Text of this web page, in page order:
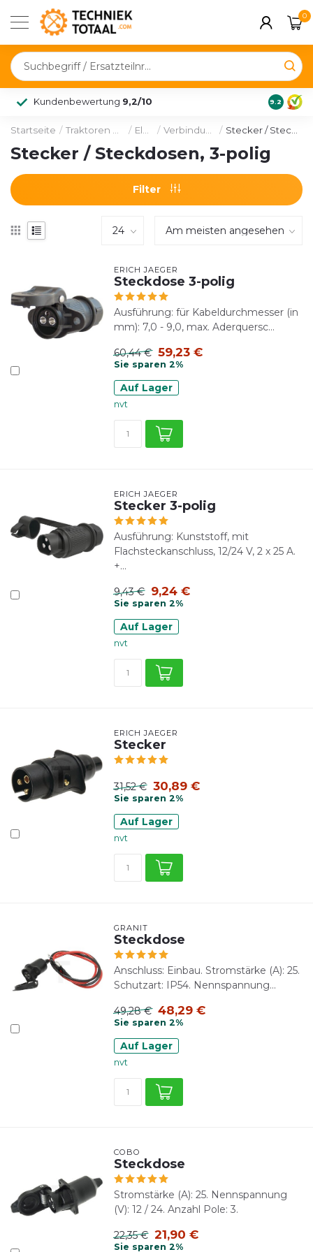
0
Kundenbewertung 9,2/10 9.2
Startseite / / / /
Stecker / Steckdosen, 3-polig
Filter
ERICH JAEGER
Steckdose 3-polig
Ausführung: für Kabeldurchmesser (in
mm): 7,0 - 9,0, max. Aderquersc...
60,44 € 59,23 €
Sie sparen 2%
Auf Lager
nvt
ERICH JAEGER
Stecker 3-polig
Ausführung: Kunststoff, mit
Flachsteckanschluss, 12/24 V, 2 x 25 A.
+...
9,43 € 9,24 €
Sie sparen 2%
Auf Lager
nvt
ERICH JAEGER
Stecker
31,52 € 30,89 €
Sie sparen 2%
Auf Lager
nvt
GRANIT
Steckdose
Anschluss: Einbau. Stromstärke (A): 25.
Schutzart: IP54. Nennspannung...
49,28 € 48,29 €
Sie sparen 2%
Auf Lager
nvt
COBO
Steckdose
Stromstärke (A): 25. Nennspannung
(V): 12 / 24. Anzahl Pole: 3.
22,35 € 21,90 €
Sie sparen 2%